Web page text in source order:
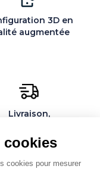
cookies
cookies pour mesurer
3D en
augmentée
Livraison,
par des
spécialistes